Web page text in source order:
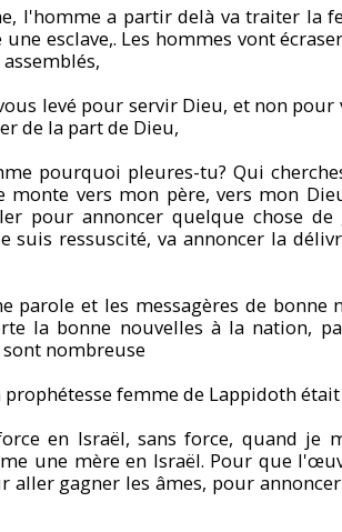
l'homme a partir delà va traiter la
esclave,. Les hommes vont
levé pour servir Dieu, et non
de la part de Dieu,
pourquoi pleures-tu? Qui
vers mon père, vers mon
pour annoncer quelque chose
suis ressuscité, va annoncer la
parole et les messagères de bonne
la bonne nouvelles à la nation,
nombreuse
prophétesse femme de Lappidoth
en Israël, sans force, quand je
une mère en Israël. Pour que
aller gagner les âmes, pour